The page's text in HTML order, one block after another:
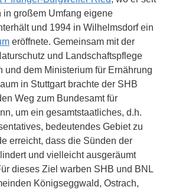
in großem Umfang eigene
und 1994 in Wilhelmsdorf ein
eröffnete. Gemeinsam mit der
und Landschaftspflege
und dem Ministerium für Ernährung
in Stuttgart brachte der SHB
Weg zum Bundesamt für
um ein gesamtstaatliches, d.h.
bedeutendes Gebiet zu
erreicht, dass die Sünden der
und vielleicht ausgeräumt
dieses Ziel warben SHB und BNL
Königseggwald, Ostrach,